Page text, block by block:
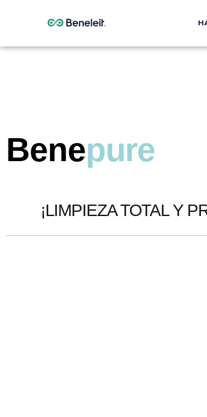
Benepure
¡LIMPIEZA TOTAL Y